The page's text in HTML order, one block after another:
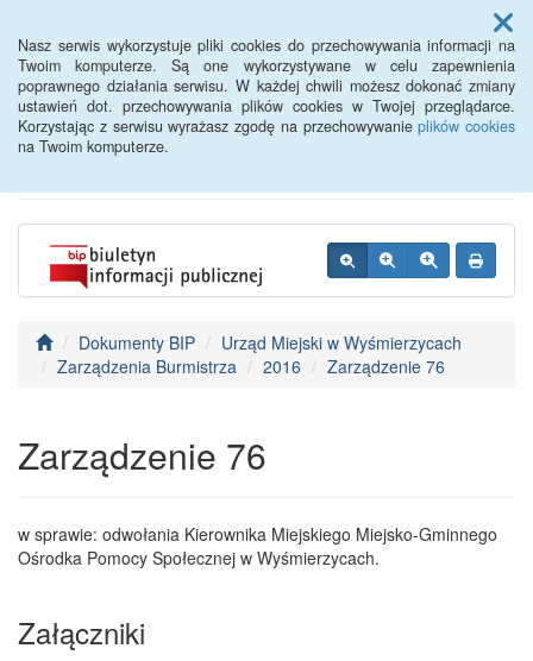
Nasz serwis wykorzystuje pliki cookies do przechowywania informacji na
Twoim komputerze. Są one wykorzystywane w celu zapewnienia
poprawnego działania serwisu. W każdej chwili możesz dokonać zmiany
ustawień dot. przechowywania plików cookies w Twojej przeglądarce.
Korzystając z serwisu wyrażasz zgodę na przechowywanieplików cookies
na Twoim komputerze.
Menu
BIP - Urząd Miejski
Wyśmierzyce
Dokumenty BIP
Urząd Miejski w Wyśmierzycach
Zarządzenia Burmistrza
2016 Zarządzenie 76
Zarządzenie 76
w sprawie: odwołania Kierownika Miejskiego Miejsko-Gminnego
Ośrodka Pomocy Społecznej w Wyśmierzycach.
Załączniki